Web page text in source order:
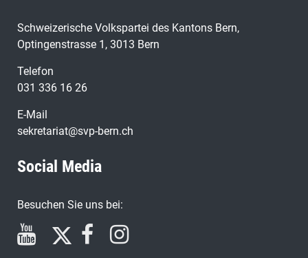
Schweizerische Volkspartei des Kantons Bern,
Optingenstrasse 1, 3013 Bern
Telefon
031 336 16 26
E-Mail
sekretariat@svp-bern.ch
Social Media
Besuchen Sie uns bei: